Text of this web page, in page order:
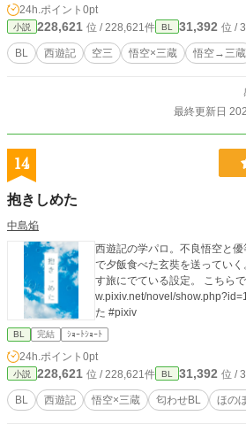
24h.ポイント 0pt
小説 228,621 位 / 228,621件 BL 31,392 位 /
BL 西遊記 空三 悟空×三蔵 悟空→三蔵
最終更新日
14
抱きしめた
中島焔
西遊記の学パロ。不良悟空と優等生
で夕飯食べた玄奘を送ってい
す旅にでている設定。 こちらでも公開しています。https://ww
w.pixiv.net/novel/
た #pixiv
BL 完結 ｼｮｰﾄｼｮｰﾄ
24h.ポイント 0pt
小説 228,621 位 / 228,621件 BL 31,392 位 /
BL 西遊記 悟空×三蔵 匂わせBL ほの